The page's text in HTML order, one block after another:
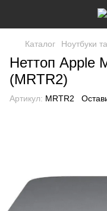
Каталог Ноутбуки
Неттоп Apple
(MRTR2)
Артикул: MRTR2